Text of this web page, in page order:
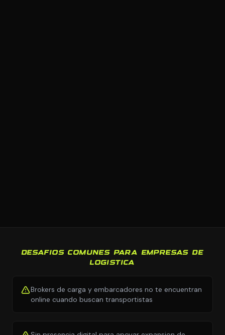
DESAFIOS COMUNES PARA EMPRESAS DE
LOGISTICA
Brokers de carga y embarcadores no te encuentran
online cuando buscan transportistas